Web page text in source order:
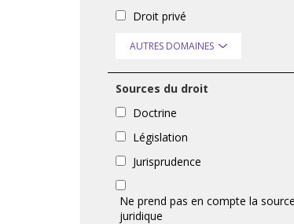
Droit privé
AUTRES DOMAINES
Sources du droit
Doctrine
Législation
Jurisprudence
Ne prend pas en compte la source
juridique